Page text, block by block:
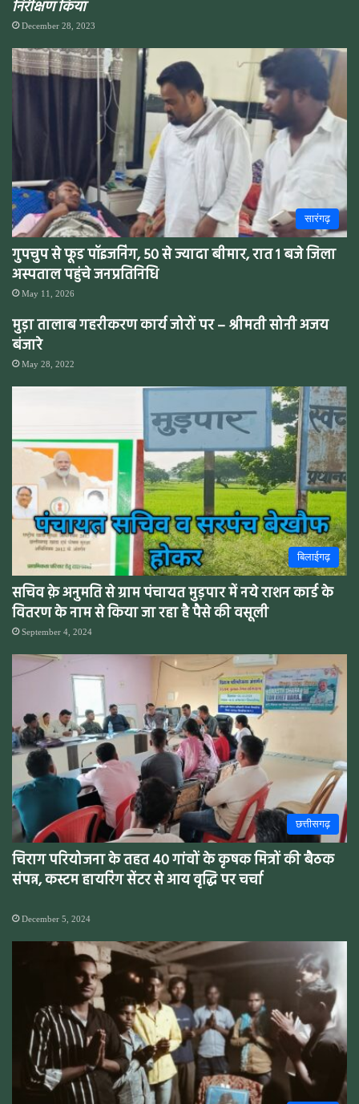
निरीक्षण किया
December 28, 2023
सारंगढ़
गुपचुप से फूड पॉइजनिंग, 50 से ज्यादा बीमार, रात 1 बजे जिला
अस्पताल पहुंचे जनप्रतिनिधि
May 11, 2026
मुड़ा तालाब गहरीकरण कार्य जोरों पर – श्रीमती सोनी अजय
बंजारे
May 28, 2022
बिलाईगढ़
सचिव क़े अनुमति से ग्राम पंचायत मुड़पार में नये राशन कार्ड के
वितरण के नाम से किया जा रहा है पैसे की वसूली
September 4, 2024
छत्तीसगढ़
चिराग परियोजना के तहत 40 गांवों के कृषक मित्रों की बैठक
संपन्न, कस्टम हायरिंग सेंटर से आय वृद्धि पर चर्चा
December 5, 2024